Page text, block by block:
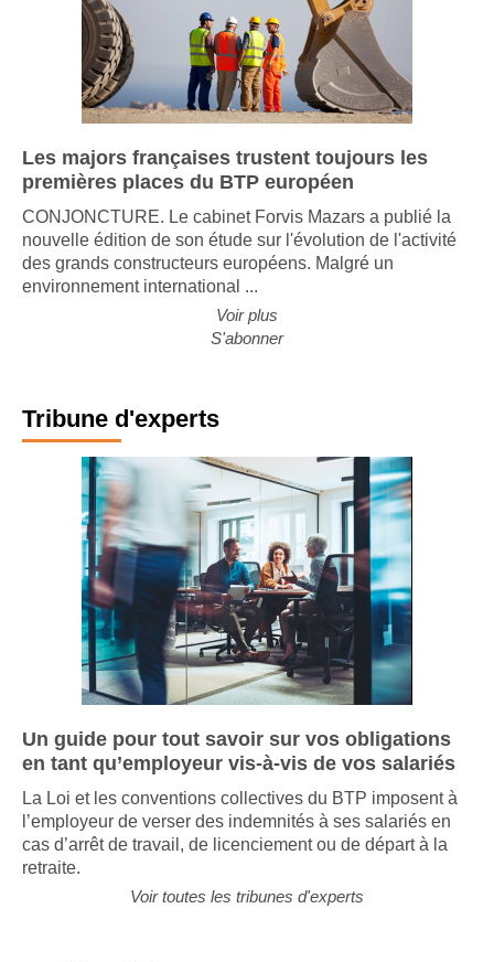
Les majors françaises trustent toujours les
premières places du BTP européen
CONJONCTURE. Le cabinet Forvis Mazars a publié la
nouvelle édition de son étude sur l'évolution de l'activité
des grands constructeurs européens. Malgré un
environnement international ...
Voir plus
S'abonner
Tribune d'experts
Un guide pour tout savoir sur vos obligations
en tant qu’employeur vis-à-vis de vos salariés
La Loi et les conventions collectives du BTP imposent à
l’employeur de verser des indemnités à ses salariés en
cas d’arrêt de travail, de licenciement ou de départ à la
retraite.
Voir toutes les tribunes d'experts